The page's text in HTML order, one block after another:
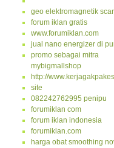
geo elektromagnetik
forum iklan gratis
www.forumiklan.com
jual nano energizer di
promo sebagai mitra
mybigmallshop
http://
site
082242762995 penipu
forumiklan com
forum iklan indonesia
forumiklan.com
harga obat smoothing